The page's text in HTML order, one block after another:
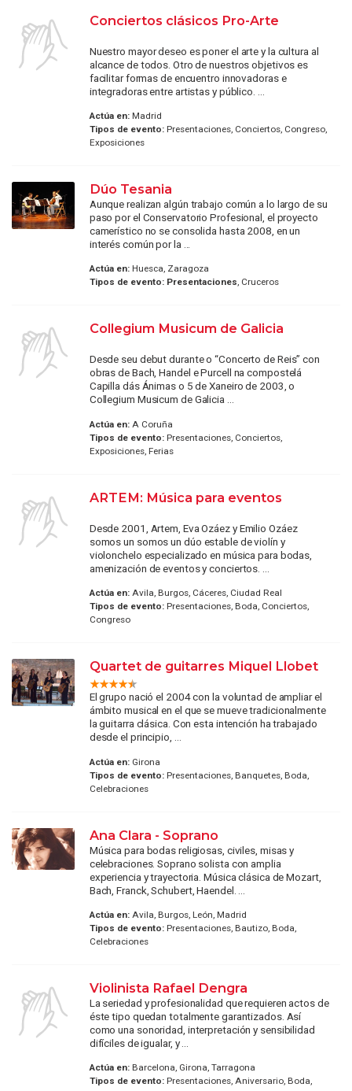
Conciertos clásicos Pro-Arte
Nuestro mayor deseo es poner el arte y la cultura al
alcance de todos. Otro de nuestros objetivos es
facilitar formas de encuentro innovadoras e
integradoras entre artistas y público. ...
Actúa en:Madrid
Tipos de evento:Presentaciones, Conciertos, Congreso,
Exposiciones
Dúo Tesania
Aunque realizan algún trabajo común a lo largo de su
paso por el Conservatorio Profesional, el proyecto
camerístico no se consolida hasta 2008, en un
interés común por la ...
Actúa en:Huesca, Zaragoza
Tipos de evento: Presentaciones, Cruceros
Collegium Musicum de Galicia
Desde seu debut durante o “Concerto de Reis” con
obras de Bach, Handel e Purcell na compostelá
Capilla dás Ánimas o 5 de Xaneiro de 2003, o
Collegium Musicum de Galicia ...
Actúa en:A Coruña
Tipos de evento:Presentaciones, Conciertos,
Exposiciones, Ferias
ARTEM: Música para eventos
Desde 2001, Artem, Eva Ozáez y Emilio Ozáez
somos un somos un dúo estable de violín y
violonchelo especializado en música para bodas,
amenización de eventos y conciertos. ...
Actúa en:Avila, Burgos, Cáceres, Ciudad Real
Tipos de evento:Presentaciones, Boda, Conciertos,
Congreso
Quartet de guitarres Miquel Llobet
El grupo nació el 2004 con la voluntad de ampliar el
ámbito musical en el que se mueve tradicionalmente
la guitarra clásica. Con esta intención ha trabajado
desde el principio, ...
Actúa en:Girona
Tipos de evento:Presentaciones, Banquetes, Boda,
Celebraciones
Ana Clara - Soprano
Música para bodas religiosas, civiles, misas y
celebraciones. Soprano solista con amplia
experiencia y trayectoria. Música clásica de Mozart,
Bach, Franck, Schubert, Haendel. ...
Actúa en:Avila, Burgos, León, Madrid
Tipos de evento:Presentaciones, Bautizo, Boda,
Celebraciones
Violinista Rafael Dengra
La seriedad y profesionalidad que requieren actos de
éste tipo quedan totalmente garantizados. Así
como una sonoridad, interpretación y sensibilidad
difíciles de igualar, y ...
Actúa en:Barcelona, Girona, Tarragona
Tipos de evento:Presentaciones, Aniversario, Boda,